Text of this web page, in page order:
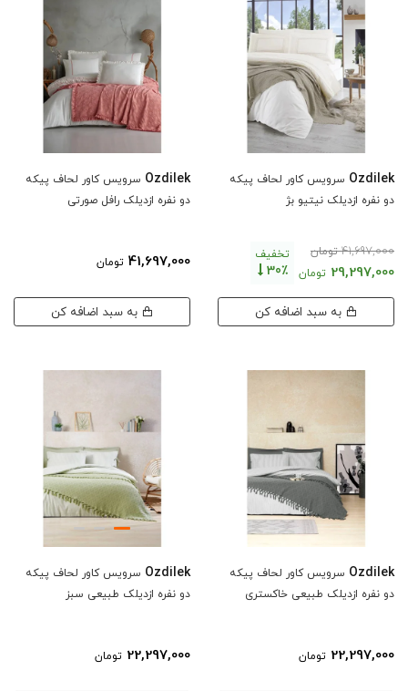
Ozdilek سرویس کاور لحاف پیکه
دو نفره ازدیلک نیتیو بژ
41,697,000 تومان
29,297,000 تومان
تخفیف
30٪
Ozdilek سرویس کاور لحاف پیکه
دو نفره ازدیلک رافل صورتی
41,697,000 تومان
Ozdilek سرویس کاور لحاف پیکه
دو نفره ازدیلک طبیعی خاکستری
22,297,000 تومان
Ozdilek سرویس کاور لحاف پیکه
دو نفره ازدیلک طبیعی سبز
22,297,000 تومان